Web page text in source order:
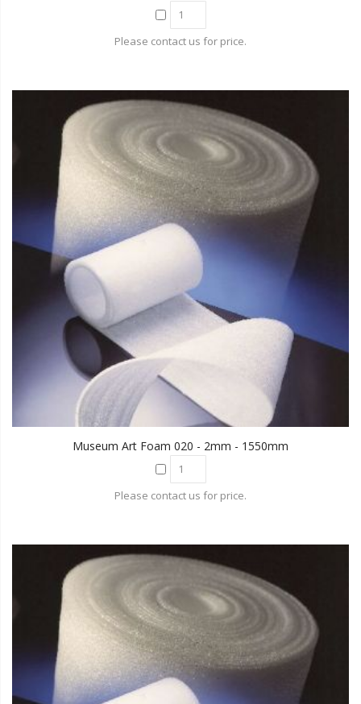
Please contact us for price.
Museum Art Foam 020 - 2mm - 1550mm
Please contact us for price.